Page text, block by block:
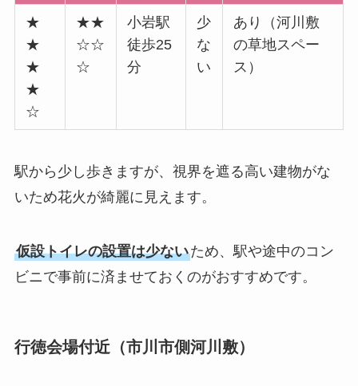
★
★
★
★
☆
★★
☆☆
☆
小岩駅
徒歩25
分
少
な
い
あり（河川敷
の草地スペー
ス）
駅から少し歩きますが、視界を遮る高い建物がな
いため花火が綺麗に見えます。
仮設トイレの設置は少ないため、駅や途中のコン
ビニで事前に済ませておくのがおすすめです。
行徳会場付近（市川市側河川敷）